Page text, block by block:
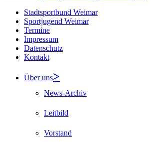
Stadtsportbund Weimar
Sportjugend Weimar
Termine
Impressum
Datenschutz
Kontakt
Über uns
News-Archiv
Leitbild
Vorstand